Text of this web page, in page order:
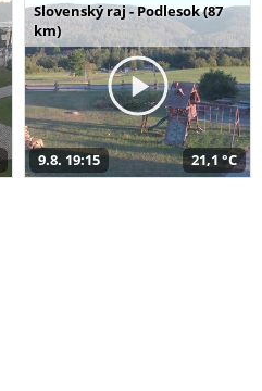
Slovenský raj - Podlesok (87
km)
9.8. 19:15 21,1 °C